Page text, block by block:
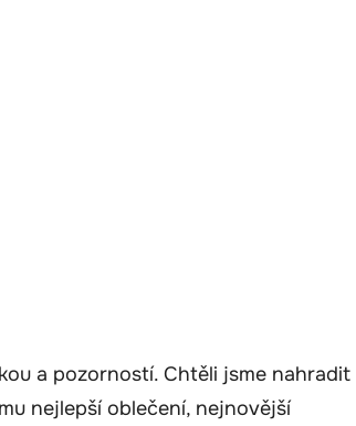
a pozorností. Chtěli jsme nahradit
nejlepší oblečení, nejnovější